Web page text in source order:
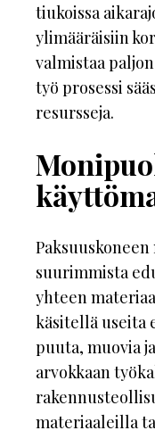
tiukoissa
ylimääräisiin
valmistaa
työ prosessi
resursseja.
suurimmista
yhteen
käsitellä useita
puuta, muovia
arvokkaan
materiaaleilla